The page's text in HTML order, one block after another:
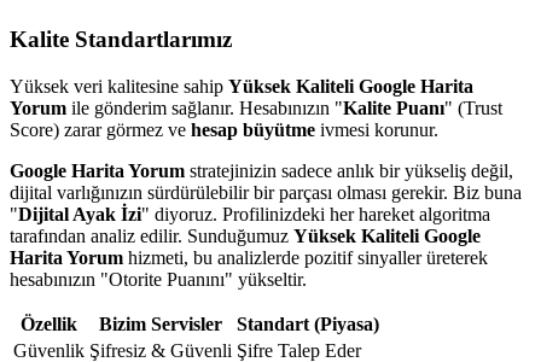
Kalite Standartlarımız
Yüksek veri kalitesine sahip Yüksek Kaliteli Google Harita
Yorum ile gönderim sağlanır. Hesabınızın "Kalite Puanı" (Trust
Score) zarar görmez ve hesap büyütme ivmesi korunur.
Google Harita Yorum stratejinizin sadece anlık bir yükseliş değil,
dijital varlığınızın sürdürülebilir bir parçası olması gerekir. Biz buna
"Dijital Ayak İzi" diyoruz. Profilinizdeki her hareket algoritma
tarafından analiz edilir. Sunduğumuz Yüksek Kaliteli Google
Harita Yorum hizmeti, bu analizlerde pozitif sinyaller üreterek
hesabınızın "Otorite Puanını" yükseltir.
Özellik Bizim Servisler
Standart (Piyasa)
Güvenlik Şifresiz & Güvenli Şifre Talep Eder